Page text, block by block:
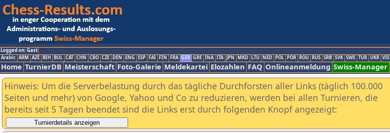
Logged on: Gast
Arabic ARM AZE BIH BUL CAT CHN CRO CZE DEN ENG ESP FAI FIN FRA GER GRE INA ITA JPN MKD LTU NED POL POR ROU RUS SRB SVK SWE TUR UKR VIE
Home TurnierDB Meisterschaft Foto-Galerie Meldekartei Elozahlen FAQ Onlineanmeldung Swiss-Manager
Hinweis: Um die Serverbelastung durch das tägliche Durchforsten aller Links (täglich 100.000
Seiten und mehr) von Google, Yahoo und Co zu reduzieren, werden bei allen Turnieren, die
bereits seit 5 Tagen beendet sind die Links erst durch folgenden Knopf angezeigt: